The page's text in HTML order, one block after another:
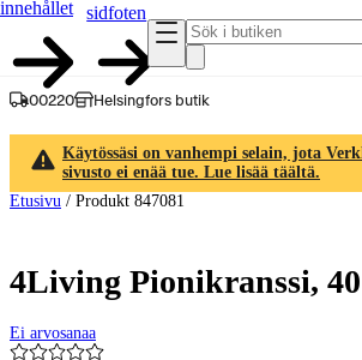
innehållet
sidfoten
00220 Helsingfors butik
Käytössäsi on vanhempi selain, jota
sivusto ei enää tue. Lue lisää täältä.
Etusivu / Produkt 847081
4Living Pionikranssi,
Ei arvosanaa